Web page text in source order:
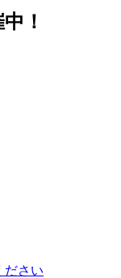
！
ださい